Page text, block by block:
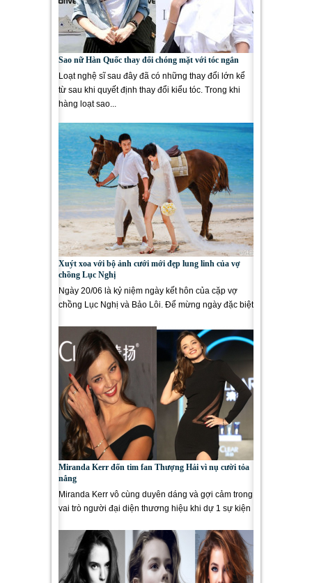
Sao nữ Hàn Quốc thay đổi chóng mặt với tóc ngắn
Loạt nghệ sĩ sau đây đã có những thay đổi lớn kể
từ sau khi quyết định thay đổi kiểu tóc. Trong khi
hàng loạt sao...
Xuýt xoa với bộ ảnh cưới mới đẹp lung linh của vợ
chồng Lục Nghị
Ngày 20/06 là kỷ niệm ngày kết hôn của cặp vợ
chồng Lục Nghị và Bảo Lôi. Để mừng ngày đặc biệt
Miranda Kerr đốn tim fan Thượng Hải vì nụ cười tỏa
nắng
Miranda Kerr vô cùng duyên dáng và gợi cảm trong
vai trò người đại diện thương hiệu khi dự 1 sự kiện